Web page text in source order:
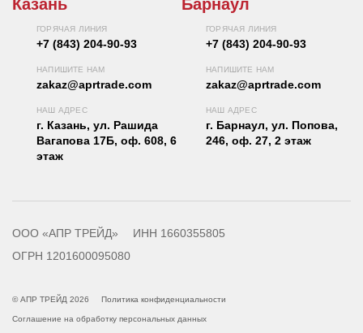
Казань
ГОРЯЧАЯ ЛИНИЯ
+7 (843) 204-90-93
НАПИШИТЕ НАМ
zakaz@aprtrade.com
НАШ АДРЕС
г. Казань, ул. Рашида
Вагапова 17Б, оф. 608, 6
этаж
Барнаул
ГОРЯЧАЯ ЛИНИЯ
+7 (843) 204-90-93
НАПИШИТЕ НАМ
zakaz@aprtrade.com
НАШ АДРЕС
г. Барнаул, ул. Попова,
246, оф. 27, 2 этаж
ООО «АПР ТРЕЙД»
ИНН 1660355805
ОГРН 1201600095080
© АПР ТРЕЙД 2026 Политика конфиденциальности
Соглашение на обработку персональных данных